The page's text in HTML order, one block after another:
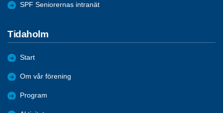
SPF Seniorernas intranät
Tidaholm
Start
Om vår förening
Program